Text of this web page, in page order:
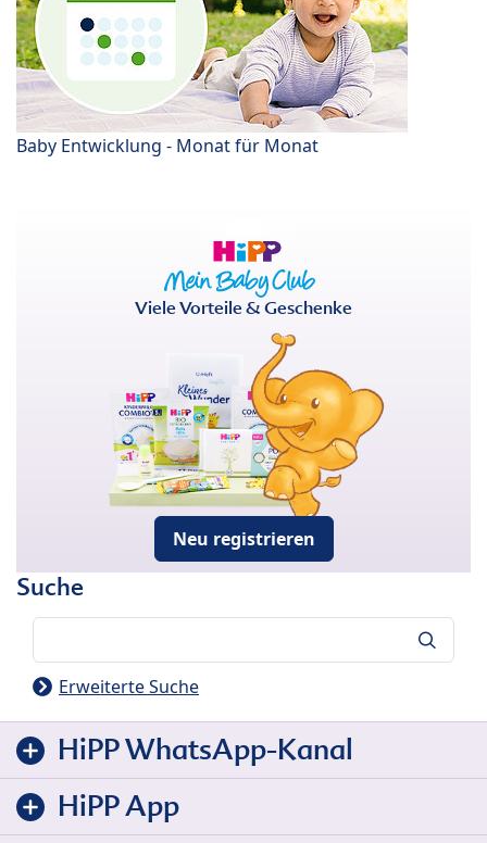
Baby Entwicklung - Monat für Monat
Viele Vorteile & Geschenke
Neu registrieren
Suche
Erweiterte Suche
HiPP WhatsApp-Kanal
HiPP App